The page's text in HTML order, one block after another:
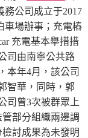
務公司成立于2017
車場辦事；充電樁
充電基本舉措措
司由南寧公共路
本年4月，該公司
智華，同時，郭
司曾3次被群眾上
部分組織兩邊調
檢討成果為未發明